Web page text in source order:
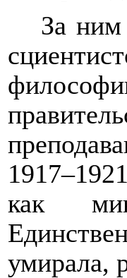
За ним
как
умирала,